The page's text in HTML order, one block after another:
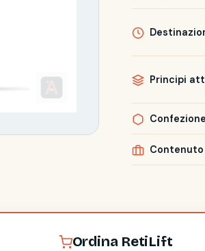
Principi
Confezione
Contenuto
Ordina RetiLift